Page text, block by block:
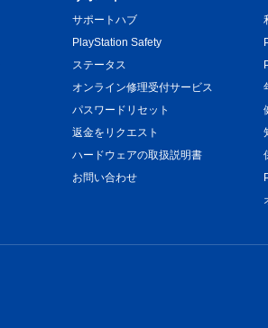
サポートハブ
PlayStation Safety
ステータス
オンライン修理受付サービス
パスワードリセット
返金をリクエスト
ハードウェアの取扱説明書
お問い合わせ